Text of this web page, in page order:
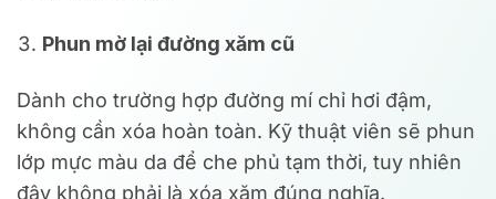
Phun mờ lại đường xăm cũ
Dành cho trường hợp đường mí chỉ hơi đậm,
không cần xóa hoàn toàn. Kỹ thuật viên sẽ phun
lớp mực màu da để che phủ tạm thời, tuy nhiên
đây không phải là xóa xăm đúng nghĩa.